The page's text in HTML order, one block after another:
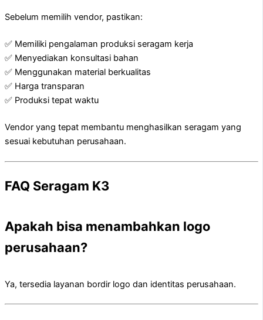
Sebelum memilih vendor, pastikan:
✅ Memiliki pengalaman produksi seragam kerja
✅ Menyediakan konsultasi bahan
✅ Menggunakan material berkualitas
✅ Harga transparan
✅ Produksi tepat waktu
Vendor yang tepat membantu menghasilkan seragam yang
sesuai kebutuhan perusahaan.
FAQ Seragam K3
Apakah bisa menambahkan logo
perusahaan?
Ya, tersedia layanan bordir logo dan identitas perusahaan.